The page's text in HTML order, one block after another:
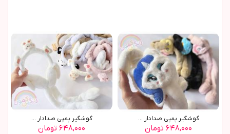
گوشگير پمپي صدادار ...
۶۴۸,۰۰۰ تومان
گوشگير پمپي صدادار ...
۶۴۸,۰۰۰ تومان